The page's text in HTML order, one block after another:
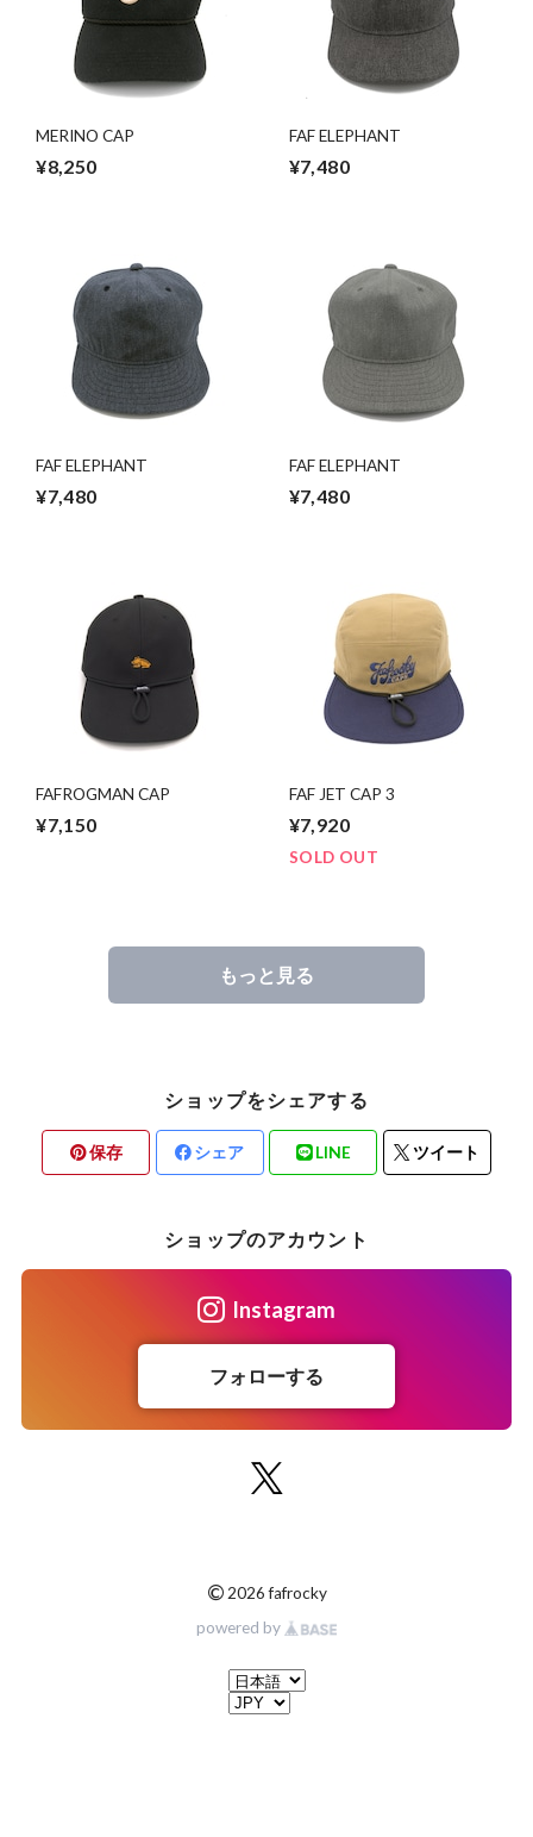
MERINO CAP
¥8,250
FAF ELEPHANT
¥7,480
FAF ELEPHANT
¥7,480
FAF ELEPHANT
¥7,480
FAFROGMAN CAP
¥7,150
FAF JET CAP 3
¥7,920
SOLD OUT
もっと見る
ショップをシェアする
保存 シェア LINE ツイート
ショップのアカウント
Instagram
フォローする
©2026 fafrocky
powered by